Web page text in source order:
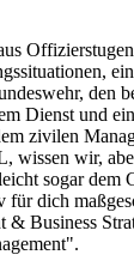
den
Dienst und
zivilen
wissen wir,
sogar dem
dich
& Business